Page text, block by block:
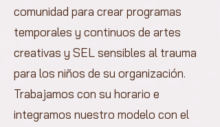
comunidad para crear programas
temporales y continuos de artes
creativas y SEL sensibles al trauma
para los niños de su organización.
Trabajamos con su horario e
integramos nuestro modelo con el